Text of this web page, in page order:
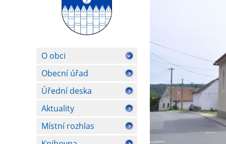
O obci
Obecní úřad
Úřední deska
Aktuality
Místní rozhlas